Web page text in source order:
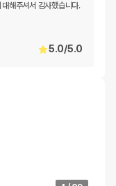
해주셔서 감사했습니다.
5.0/5.0